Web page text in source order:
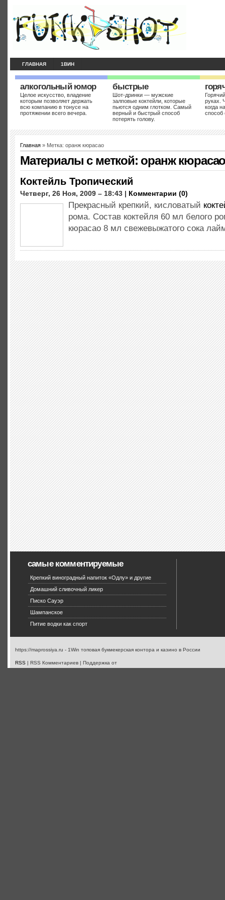
ГЛАВНАЯ 1ВИН
алкогольный юмор
Целое искусство, владение
которым позволяет держать
всю компанию в тонусе на
протяжении всего вечера.
быстрые
Шот-дринки — мужские
залповые коктейли, которые
пьются одним глотком. Самый
верный и быстрый способ
потерять голову.
руках.
когда
способ
Главная » Метка: оранж кюрасао
Материалы с меткой: оранж
Коктейль Тропический
Четверг, 26 Ноя, 2009 – 18:43 | Комментарии (0)
Прекрасный крепкий, кисловатый
рома. Состав коктейля 60 мл белого
кюрасао 8 мл свежевыжатого сока
самые комментируемые
Крепкий виноградный напиток «Одлу» и другие
Домашний сливочный ликер
Писко Сауэр
Шампанское
Питие водки как спорт
https://maprossiya.ru - 1Win топовая букмекерская контора и казино в России
RSS | RSS Комментариев | Поддержка от